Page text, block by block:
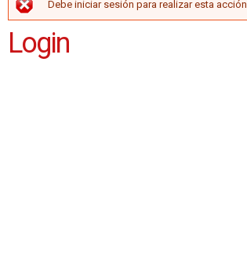
MENSAJE DE ERROR
Debe iniciar sesión para realizar esta acción
Login